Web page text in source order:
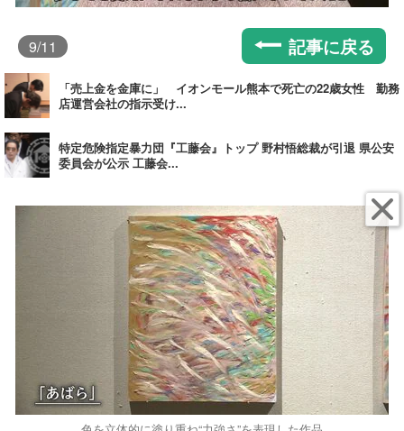
9/11 記事に戻る
「売上金を金庫に」 イオンモール熊本で死亡の22歳女性 勤務
店運営会社の指示受け...
特定危険指定暴力団『工藤会』トップ 野村悟総裁が引退 県公安
委員会が公示 工藤会...